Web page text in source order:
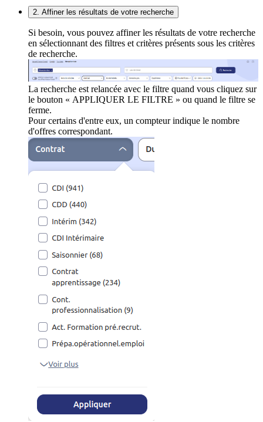
2. Affiner les résultats de votre recherche
Si besoin, vous pouvez affiner les résultats de votre recherche
en sélectionnant des filtres et critères présents sous les critères
de recherche.
La recherche est relancée avec le filtre quand vous cliquez sur
le bouton « APPLIQUER LE FILTRE » ou quand le filtre se
ferme.
Pour certains d'entre eux, un compteur indique le nombre
d'offres correspondant.